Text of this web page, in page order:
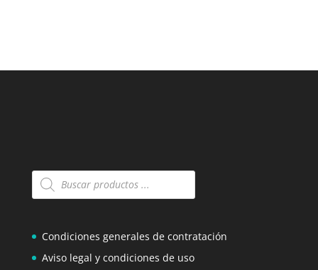
Búsqueda
de
Condiciones generales de contratación
Aviso legal y condiciones de uso